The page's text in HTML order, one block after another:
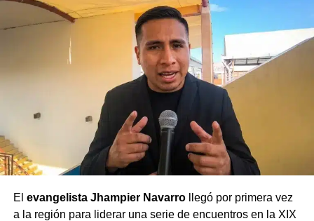
El evangelista Jhampier Navarrollegó por primera vez
a la región para liderar una serie de encuentros en la XIX